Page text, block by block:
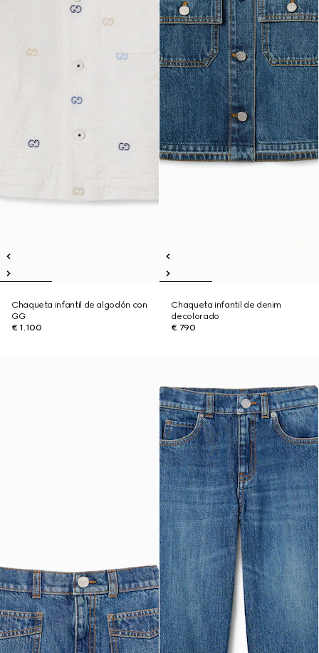
Chaqueta infantil de algodón con
GG
€ 1.100
Chaqueta infantil de denim
decolorado
€ 790